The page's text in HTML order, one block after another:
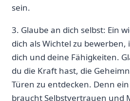
sein.
3. Glaube an dich selbst: Ein
dich als ‌Wichtel‍ zu bewerben,
dich und deine Fähigkeiten.
du die Kraft hast, die
Türen zu entdecken. ​Denn
braucht Selbstvertrauen und